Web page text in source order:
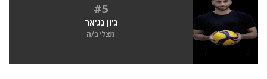
#5
ג'ון נג'אר
מצליב/ה